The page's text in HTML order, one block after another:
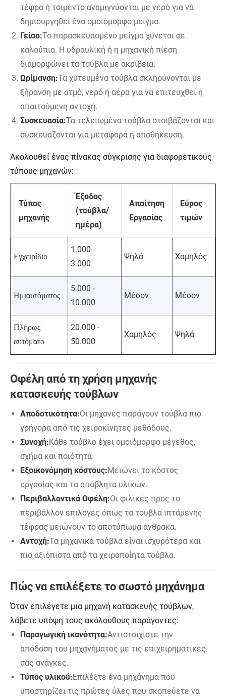
τέφρα ή τσιμέντο αναμιγνύονται με νερό για να
δημιουργηθεί ένα ομοιόμορφο μείγμα.
Γείσο:Το παρασκευασμένο μείγμα χύνεται σε
καλούπια. Η υδραυλική ή η μηχανική πίεση
διαμορφώνει τα τούβλα με ακρίβεια.
Ωρίμανση:Τα χυτευμένα τούβλα σκληρύνονται με
ξήρανση με ατμό, νερό ή αέρα για να επιτευχθεί η
απαιτούμενη αντοχή.
Συσκευασία:Τα τελειωμένα τούβλα στοιβάζονται και
συσκευάζονται για μεταφορά ή αποθήκευση.
Ακολουθεί ένας πίνακας σύγκρισης για διαφορετικούς
τύπους μηχανών:
Τύπος
μηχανής
Έξοδος
(τούβλα/
ημέρα)
Απαίτηση
Εργασίας
Εύρος
τιμών
Εγχειρίδιο
1.000 -
3.000
Ψηλά Χαμηλός
Ημιαυτόματος
5.000 -
10.000
Μέσον Μέσον
Πλήρως
αυτόματο
20.000 -
50.000
Χαμηλός Ψηλά
Οφέλη από τη χρήση μηχανής
κατασκευής τούβλων
Αποδοτικότητα:Οι μηχανές παράγουν τούβλα πιο
γρήγορα από τις χειροκίνητες μεθόδους.
Συνοχή:Κάθε τούβλο έχει ομοιόμορφο μέγεθος,
σχήμα και ποιότητα.
Εξοικονόμηση κόστους:Μειώνει το κόστος
εργασίας και τα απόβλητα υλικών.
Περιβαλλοντικά Οφέλη:Οι φιλικές προς το
περιβάλλον επιλογές όπως τα τούβλα ιπτάμενης
τέφρας μειώνουν το αποτύπωμα άνθρακα.
Αντοχή:Τα μηχανικά τούβλα είναι ισχυρότερα και
πιο αξιόπιστα από τα χειροποίητα τούβλα.
Πώς να επιλέξετε το σωστό μηχάνημα
Όταν επιλέγετε μια μηχανή κατασκευής τούβλων,
λάβετε υπόψη τους ακόλουθους παράγοντες:
Παραγωγική ικανότητα:Αντιστοιχίστε την
απόδοση του μηχανήματος με τις επιχειρηματικές
σας ανάγκες.
Τύπος υλικού:Επιλέξτε ένα μηχάνημα που
υποστηρίζει τις πρώτες ύλες που σκοπεύετε να